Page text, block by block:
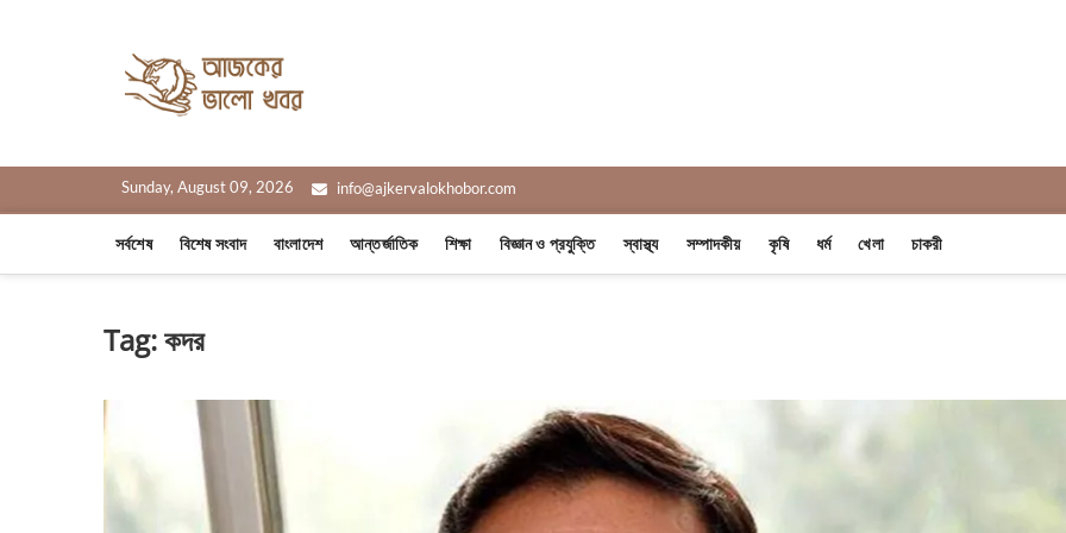
Sunday, August 09, 2026 info@ajkervalokhobor.com
সর্বশেষ বিশেষ সংবাদ বাংলাদেশ আন্তর্জাতিক শিক্ষা বিজ্ঞান ও প্রযুক্তি স্বাস্থ্য সম্পাদকীয় কৃষি ধর্ম খেলা চাকরী
Tag:কদর